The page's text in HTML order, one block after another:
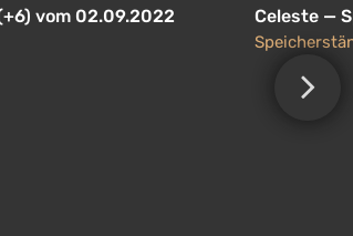
vom 02.09.2022
Celeste —